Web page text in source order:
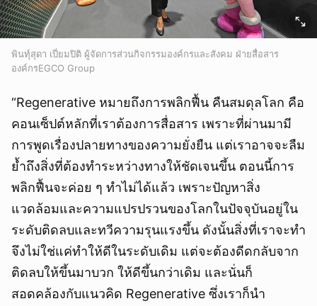
พินทุ์สุดา เปี่ยมปิติ ผู้จัดการส่วนกิจกรรมองค์กรและสังคม ฝ่ายสื่อสาร
องค์กรEGCO Group
“Regenerative หมายถึงการพลิกฟื้น คืนสมดุลโลก คือ
คอนเซ็ปต์หลักที่เราต้องการสื่อสาร เพราะที่ผ่านมามี
การพูดเรื่องปลายทางของความยั่งยืน แต่เราอาจจะลืม
ย้ำถึงสิ่งที่ต้องทำระหว่างทางให้ชัดเจนขึ้น ตอนนี้การ
พลิกฟื้นจะค่อย ๆ ทำไม่ได้แล้ว เพราะปัญหาสิ่ง
แวดล้อมและความแปรปรวนของโลกในปัจจุบันอยู่ใน
ระดับติดลบและทวีความรุนแรงขึ้น ดังนั้นสิ่งที่เราจะทำ
จึงไม่ใช่แค่ทำให้ดีในระดับเดิม แต่จะต้องดีดกลับจาก
ติดลบให้ขึ้นมาบวก ให้ดีขึ้นกว่าเดิม และนั่นก็
สอดคล้องกับแนวคิด Regenerative ซึ่งเราก็นำ